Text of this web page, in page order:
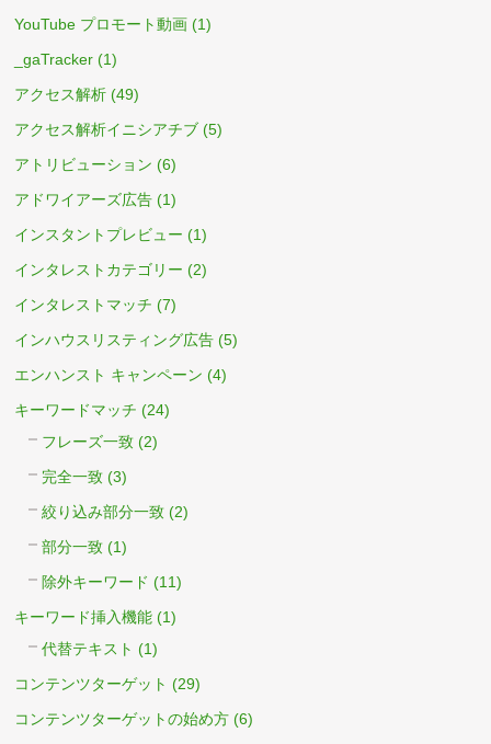
YouTube プロモート動画 (1)
_gaTracker (1)
アクセス解析 (49)
アクセス解析イニシアチブ (5)
アトリビューション (6)
アドワイアーズ広告 (1)
インスタントプレビュー (1)
インタレストカテゴリー (2)
インタレストマッチ (7)
インハウスリスティング広告 (5)
エンハンスト キャンペーン (4)
キーワードマッチ (24)
フレーズ一致 (2)
完全一致 (3)
絞り込み部分一致 (2)
部分一致 (1)
除外キーワード (11)
キーワード挿入機能 (1)
代替テキスト (1)
コンテンツターゲット (29)
コンテンツターゲットの始め方 (6)